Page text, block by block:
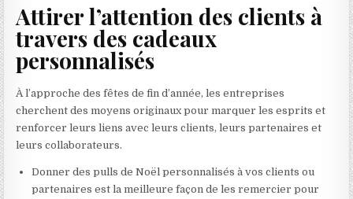
Attirer l’attention des clients à
travers des cadeaux
personnalisés
À l’approche des fêtes de fin d’année, les entreprises
cherchent des moyens originaux pour marquer les esprits et
renforcer leurs liens avec leurs clients, leurs partenaires et
leurs collaborateurs.
Donner des pulls de Noël personnalisés à vos clients ou
partenaires est la meilleure façon de les remercier pour